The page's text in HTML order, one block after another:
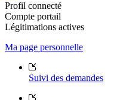
Profil connecté
Compte portail
Légitimations actives
Ma page personnelle
Suivi des demandes